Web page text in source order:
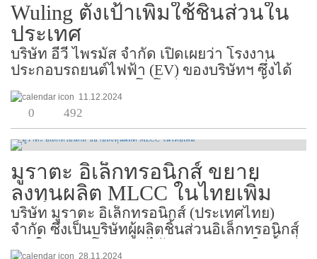
Wuling ตั้งเป้าเพิ่มใช้ชิ้นส่วนใน
ประเทศ
บริษัท อีวี ไพรมัส จำกัด เปิดเผยว่า โรงงาน
ประกอบรถยนต์ไฟฟ้า (EV) ของบริษัทฯ ซึ่งได้
รับการสนับสนุนเทคโนโลยีจาก Wuling ตั้งอยู่
ในนิคมอุตสาหกรรมแหลมฉบัง ด้วยเงินลงทุน
200 ล้านบาท มีกำลังการประกอบสูงสุดปีละ
10,000 คัน มีแผนผ...
11.12.2024
0 492
มูราตะ อิเล็กทรอนิกส์ ขยาย
ลงทุนผลิต MLCC ในไทยเพิ่ม
บริษัท มูราตะ อิเล็กทรอนิกส์ (ประเทศไทย)
จำกัด ซึ่งเป็นบริษัทผู้ผลิตชิ้นส่วนอิเล็กทรอนิกส์
รายใหญ่ของโลก และได้ดำเนินกิจการในพื้นที่
28.11.2024